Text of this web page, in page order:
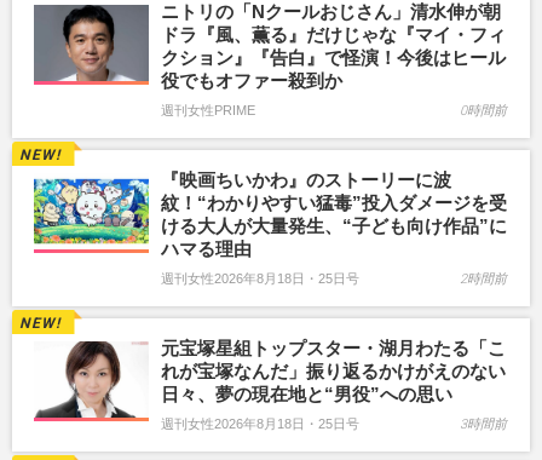
ニトリの「Nクールおじさん」清水伸が朝
ドラ『風、薫る』だけじゃな『マイ・フィ
クション』『告白』で怪演！今後はヒール
役でもオファー殺到か
週刊女性PRIME 0時間前
『映画ちいかわ』のストーリーに波
紋！“わかりやすい猛毒”投入ダメージを受
ける大人が大量発生、“子ども向け作品”に
ハマる理由
週刊女性2026年8月18日・25日号 2時間前
元宝塚星組トップスター・湖月わたる「こ
れが宝塚なんだ」振り返るかけがえのない
日々、夢の現在地と“男役”への思い
週刊女性2026年8月18日・25日号 3時間前